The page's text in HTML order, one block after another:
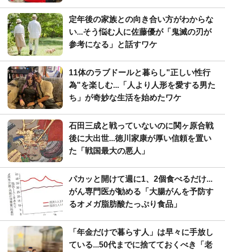
定年後の家族との向き合い方がわからな
い...そう悩む人に佐藤優が「鬼滅の刃が
参考になる」と話すワケ
11体のラブドールと暮らし"正しい性行
為"を楽しむ...「人より人形を愛する男た
ち」が奇妙な生活を始めたワケ
石田三成と戦っていないのに関ヶ原合戦
後に大出世...徳川家康が厚い信頼を置い
た「戦国最大の悪人」
パカッと開けて週に1、2個食べるだけ...
がん専門医が勧める「大腸がんを予防す
るオメガ脂肪酸たっぷり食品」
「年金だけで暮らす人」は早々に手放し
ている...50代までに捨てておくべき「老